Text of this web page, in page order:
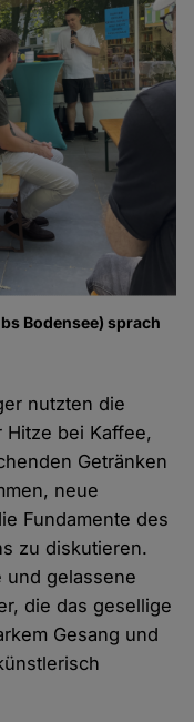
Bodensee) sprach
nutzten die
Hitze bei Kaffee,
Getränken
neue
Fundamente des
zu diskutieren.
und gelassene
die das gesellige
Gesang und